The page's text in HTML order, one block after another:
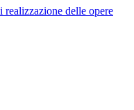
delle opere